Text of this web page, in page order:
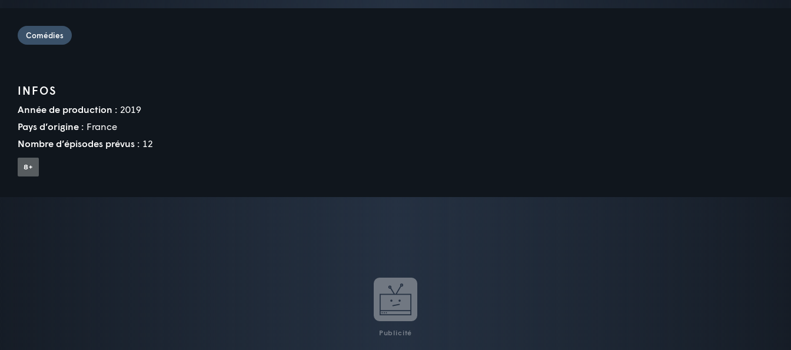
Comédies
INFOS
Année de production : 2019
Pays d’origine : France
Nombre d’épisodes prévus : 12
Publicité